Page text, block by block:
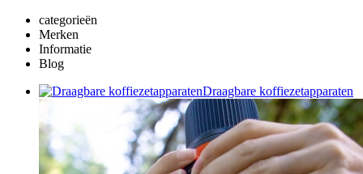
categorieën
Merken
Informatie
Blog
Draagbare koffiezetapparaten